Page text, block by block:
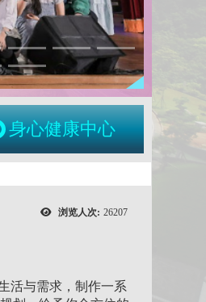
身心健康中心
浏览人次: 26207
活与需求，制作一系